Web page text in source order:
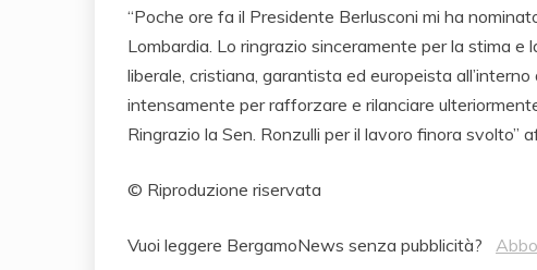
“Poche ore fa il Presidente Berlusconi mi ha
Lombardia. Lo ringrazio sinceramente per la stima e
liberale, cristiana, garantista ed europeista
intensamente per rafforzare e rilanciare
Ringrazio la Sen. Ronzulli per il lavoro finora svolto”
© Riproduzione riservata
Vuoi leggere BergamoNews senza pubblicità?